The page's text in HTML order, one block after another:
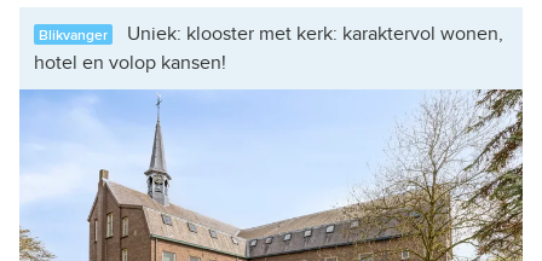
Blikvanger
Uniek: klooster met kerk: karaktervol wonen,
hotel en volop kansen!